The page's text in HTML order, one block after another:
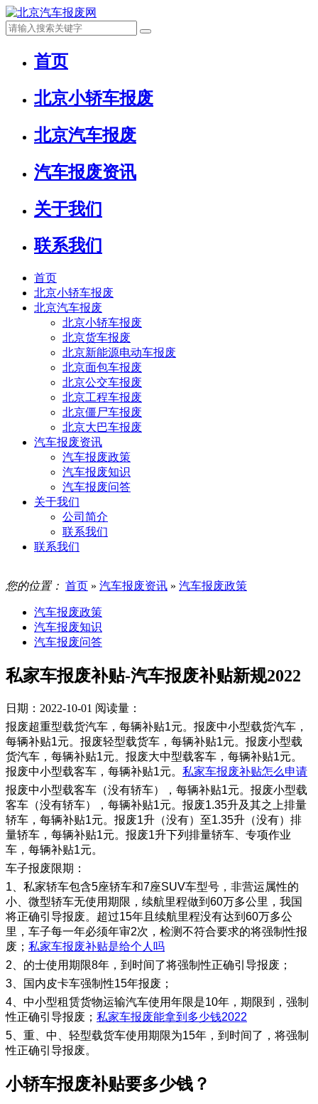
首页
北京小轿车报废
北京汽车报废
汽车报废资讯
关于我们
联系我们
首页
北京小轿车报废
北京汽车报废
北京小轿车报废
北京货车报废
北京新能源电动车报废
北京面包车报废
北京公交车报废
北京工程车报废
北京僵尸车报废
北京大巴车报废
汽车报废资讯
汽车报废政策
汽车报废知识
汽车报废问答
关于我们
公司简介
联系我们
联系我们
您的位置： 首页 » 汽车报废资讯 » 汽车报废政策
汽车报废政策
汽车报废知识
汽车报废问答
私家车报废补贴-汽车报废补贴新规2022
日期：2022-10-01 阅读量：
报废超重型载货汽车，每辆补贴1元。报废中小型载货汽车，
每辆补贴1元。报废轻型载货车，每辆补贴1元。报废小型载
货汽车，每辆补贴1元。报废大中型载客车，每辆补贴1元。
报废中小型载客车，每辆补贴1元。 私家车报废补贴怎么申请
报废中小型载客车（没有轿车），每辆补贴1元。报废小型载
客车（没有轿车），每辆补贴1元。报废1.35升及其之上排量
轿车，每辆补贴1元。报废1升（没有）至1.35升（没有）排
量轿车，每辆补贴1元。报废1升下列排量轿车、专项作业
车，每辆补贴1元。
车子报废限期：
1、私家轿车包含5座轿车和7座SUV车型号，非营运属性的
小、微型轿车无使用期限，续航里程做到60万多公里，我国
将正确引导报废。超过15年且续航里程没有达到60万多公
里，车子每一年必须年审2次，检测不符合要求的将强制性报
废； 私家车报废补贴是给个人吗
2、的士使用期限8年，到时间了将强制性正确引导报废；
3、国内皮卡车强制性15年报废；
4、中小型租赁货物运输汽车使用年限是10年，期限到，强制
性正确引导报废； 私家车报废能拿到多少钱2022
5、重、中、轻型载货车使用期限为15年，到时间了，将强制
性正确引导报废。
​小轿车报废补贴要多少钱？